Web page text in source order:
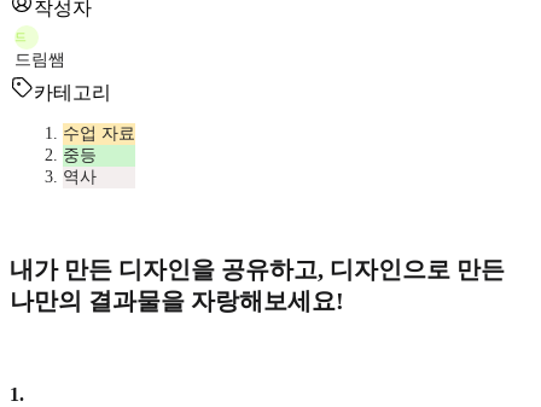
작성자
드
드림쌤
카테고리
수업 자료
중등
역사
내가 만든 디자인을 공유하고, 디자인으로 만든
나만의 결과물을 자랑해보세요!
1.